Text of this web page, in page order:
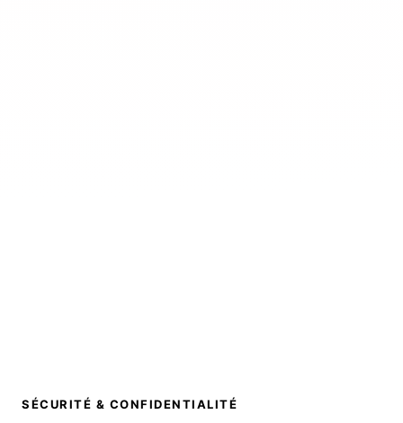
SÉCURITÉ & CONFIDENTIALITÉ